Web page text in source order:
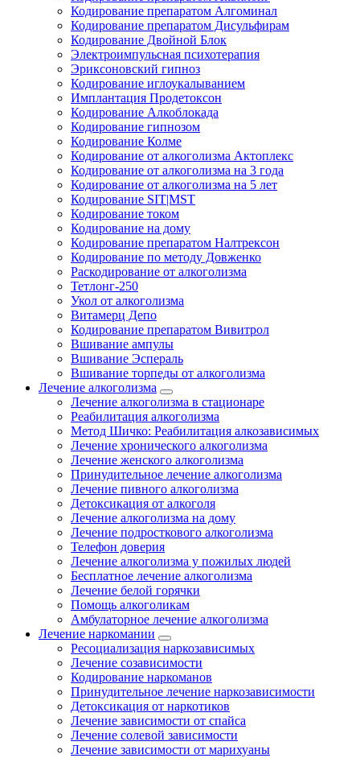
Кодирование препаратом Алгоминал
Кодирование препаратом Дисульфирам
Кодирование Двойной Блок
Электроимпульсная психотерапия
Эриксоновский гипноз
Кодирование иглоукалыванием
Имплантация Продетоксон
Кодирование Алкоблокада
Кодирование гипнозом
Кодирование Колме
Кодирование от алкоголизма Актоплекс
Кодирование от алкоголизма на 3 года
Кодирование от алкоголизма на 5 лет
Кодирование SIT|MST
Кодирование током
Кодирование на дому
Кодирование препаратом Налтрексон
Кодирование по методу Довженко
Раскодирование от алкоголизма
Тетлонг-250
Укол от алкоголизма
Витамерц Депо
Кодирование препаратом Вивитрол
Вшивание ампулы
Вшивание Эспераль
Вшивание торпеды от алкоголизма
Лечение алкоголизма
Лечение алкоголизма в стационаре
Реабилитация алкоголизма
Метод Шичко: Реабилитация алкозависимых
Лечение хронического алкоголизма
Лечение женского алкоголизма
Принудительное лечение алкоголизма
Лечение пивного алкоголизма
Детоксикация от алкоголя
Лечение алкоголизма на дому
Лечение подросткового алкоголизма
Телефон доверия
Лечение алкоголизма у пожилых людей
Бесплатное лечение алкоголизма
Лечение белой горячки
Помощь алкоголикам
Амбулаторное лечение алкоголизма
Лечение наркомании
Ресоциализация наркозависимых
Лечение созависимости
Кодирование наркоманов
Принудительное лечение наркозависимости
Детоксикация от наркотиков
Лечение зависимости от спайса
Лечение солевой зависимости
Лечение зависимости от марихуаны